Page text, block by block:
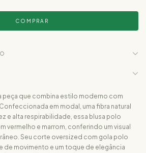
peça que combina estilo moderno com
em modal, uma fibra natural
e alta respirabilidade, essa blusa polo
vermelho e marrom, conferindo um visual
Seu corte oversized com gola polo
de movimento e um toque de elegância